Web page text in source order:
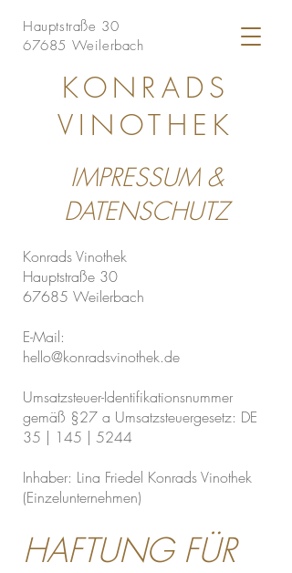
Hauptstraße 30
67685 Weilerbach
KONRADS
VINOTHEK
IMPRESSUM &
DATENSCHUTZ
Konrads Vinothek
Hauptstraße 30
67685 Weilerbach
E-Mail:
hello@konradsvinothek.de
Umsatzsteuer-Identifikationsnummer
gemäß §27 a Umsatzsteuergesetz: DE
35 | 145 | 5244
Inhaber: Lina Friedel Konrads Vinothek
(Einzelunternehmen)
HAFTUNG FÜR